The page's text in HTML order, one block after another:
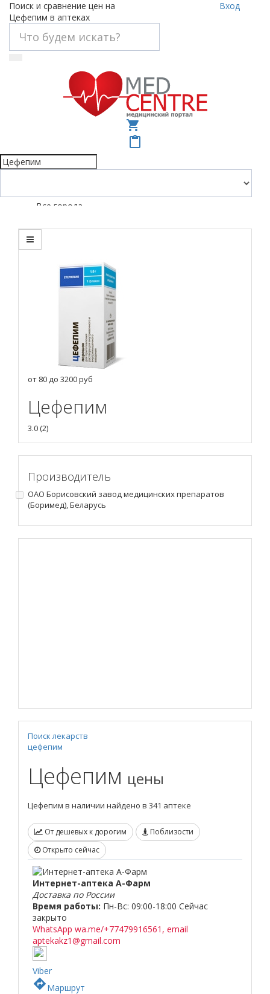
Поиск и сравнение цен на
Цефепим в аптеках
Вход
shopping_cart
content_paste
Все города
от 80до 3200руб
Цефепим
3.0(2)
Производитель
ОАО Борисовский завод медицинских препаратов
(Боримед), Беларусь
Поиск лекарств
цефепим
Цефепим цены
Цефепим в наличии найдено в 341 аптеке
От дешевых к дорогим
Поблизости
Открыто сейчас
Интернет-аптека А-Фарм
Доставка по России
Время работы: Пн-Вс: 09:00-18:00 Сейчас
закрыто
WhatsApp wa.me/+77479916561, email
aptekakz1@gmail.com
Viber
directionsМаршрут